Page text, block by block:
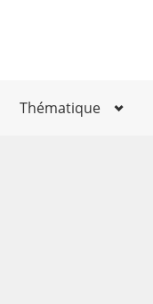
Thématique